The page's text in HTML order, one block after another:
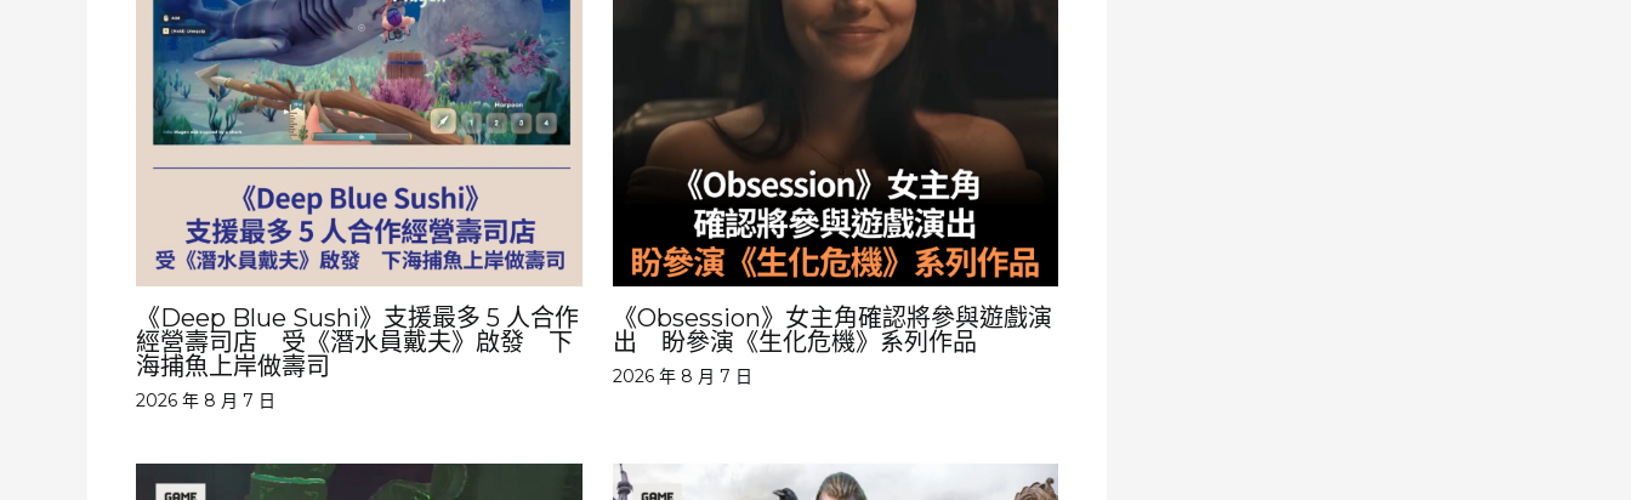
《Deep Blue Sushi》支援最多 5 人合作
經營壽司店 受《潛水員戴夫》啟發 下
海捕魚上岸做壽司
2026 年 8 月 7 日
《Obsession》女主角確認將參與遊戲演
出 盼參演《生化危機》系列作品
2026 年 8 月 7 日